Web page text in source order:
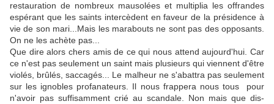
restauration de nombreux mausolées et multiplia les offrandes
espérant que les saints intercèdent en faveur de la présidence à
vie de son mari...Mais les marabouts ne sont pas des opposants.
On ne les achète pas...
Que dire alors chers amis de ce qui nous attend aujourd'hui. Car
ce n'est pas seulement un saint mais plusieurs qui viennent d'être
violés, brûlés, saccagés... Le malheur ne s'abattra pas seulement
sur les ignobles profanateurs. Il nous frappera nous tous pour
n'avoir pas suffisamment crié au scandale. Non mais que dis-